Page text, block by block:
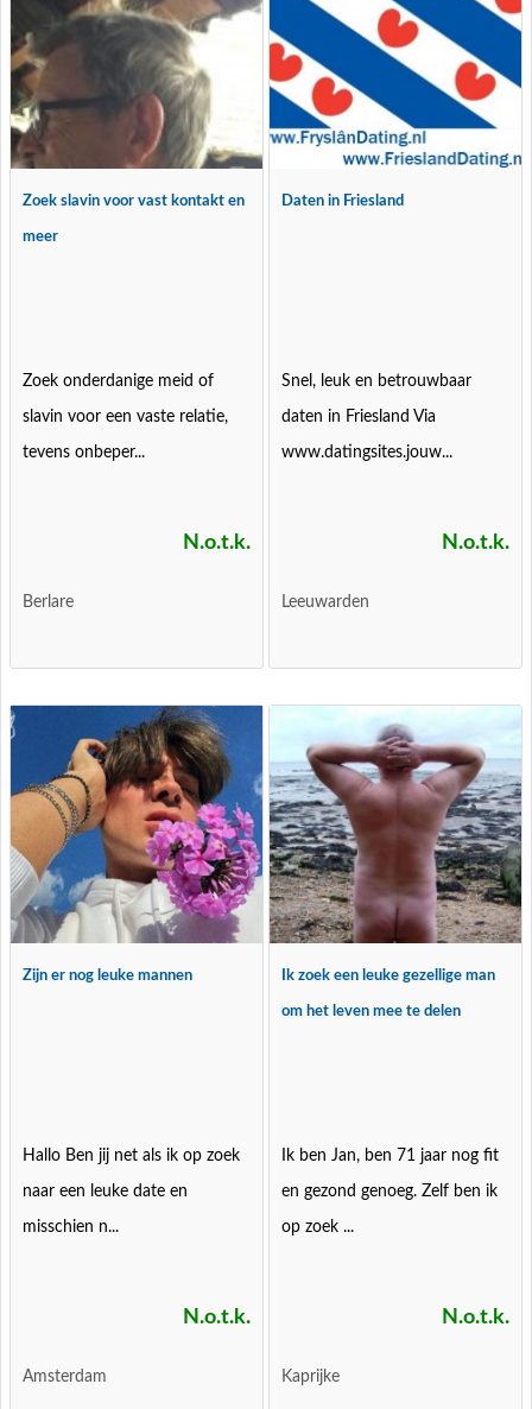
Zoek slavin voor vast kontakt en
meer
Zoek onderdanige meid of
slavin voor een vaste relatie,
tevens onbeper...
N.o.t.k.
Berlare
Daten in Friesland
Snel, leuk en betrouwbaar
daten in Friesland Via
www.datingsites.jouw...
N.o.t.k.
Leeuwarden
Zijn er nog leuke mannen
Hallo Ben jij net als ik op zoek
naar een leuke date en
misschien n...
N.o.t.k.
Amsterdam
Ik zoek een leuke gezellige man
om het leven mee te delen
Ik ben Jan, ben 71 jaar nog fit
en gezond genoeg. Zelf ben ik
op zoek ...
N.o.t.k.
Kaprijke